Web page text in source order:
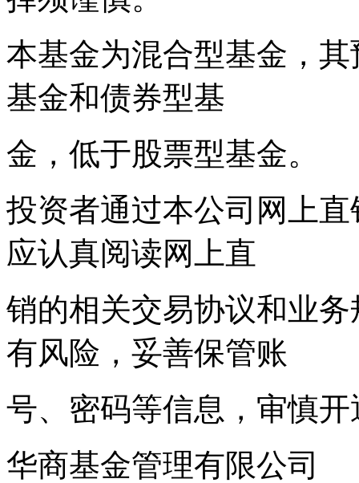
本基金为混合型基金，
基金和债券型基
金，低于股票型基金。
投资者通过本公司网上
应认真阅读网上直
销的相关交易协议和业
有风险，妥善保管账
号、密码等信息，审慎
华商基金管理有限公司